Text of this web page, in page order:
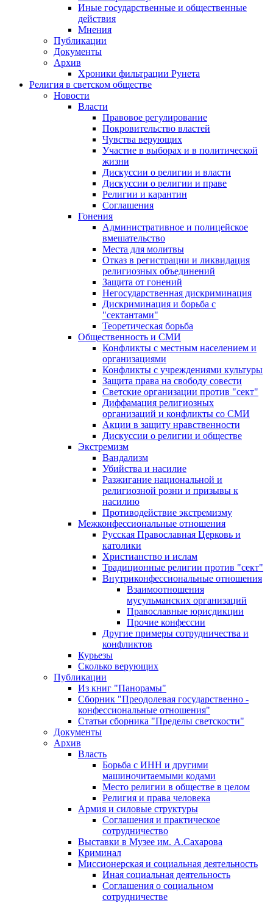
Иные государственные и общественные
действия
Мнения
Публикации
Документы
Архив
Хроники фильтрации Рунета
Религия в светском обществе
Новости
Власти
Правовое регулирование
Покровительство властей
Чувства верующих
Участие в выборах и в политической
жизни
Дискуссии о религии и власти
Дискуссии о религии и праве
Религии и карантин
Соглашения
Гонения
Административное и полицейское
вмешательство
Места для молитвы
Отказ в регистрации и ликвидация
религиозных объединений
Защита от гонений
Негосударственная дискриминация
Дискриминация и борьба с
"сектантами"
Теоретическая борьба
Общественность и СМИ
Конфликты с местным населением и
организациями
Конфликты с учреждениями культуры
Защита права на свободу совести
Светские организации против "сект"
Диффамация религиозных
организаций и конфликты со СМИ
Акции в защиту нравственности
Дискуссии о религии и обществе
Экстремизм
Вандализм
Убийства и насилие
Разжигание национальной и
религиозной розни и призывы к
насилию
Противодействие экстремизму
Межконфессиональные отношения
Русская Православная Церковь и
католики
Христианство и ислам
Традиционные религии против "сект"
Внутриконфессиональные отношения
Взаимоотношения
мусульманских организаций
Православные юрисдикции
Прочие конфессии
Другие примеры сотрудничества и
конфликтов
Курьезы
Сколько верующих
Публикации
Из книг "Панорамы"
Сборник "Преодолевая государственно -
конфессиональные отношения"
Статьи сборника "Пределы светскости"
Документы
Архив
Власть
Борьба с ИНН и другими
машиночитаемыми кодами
Место религии в обществе в целом
Религия и права человека
Армия и силовые структуры
Соглашения и практическое
сотрудничество
Выставки в Музее им. А.Сахарова
Криминал
Миссионерская и социальная деятельность
Иная социальная деятельность
Соглашения о социальном
сотрудничестве